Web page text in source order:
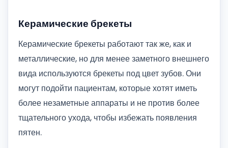
Керамические брекеты
Керамические брекеты работают так же, как и
металлические, но для менее заметного внешнего
вида используются брекеты под цвет зубов. Они
могут подойти пациентам, которые хотят иметь
более незаметные аппараты и не против более
тщательного ухода, чтобы избежать появления
пятен.